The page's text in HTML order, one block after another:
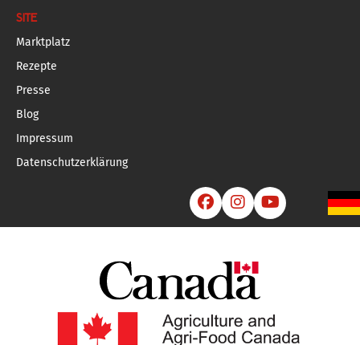
SITE
Marktplatz
Rezepte
Presse
Blog
Impressum
Datenschutzerklärung
  